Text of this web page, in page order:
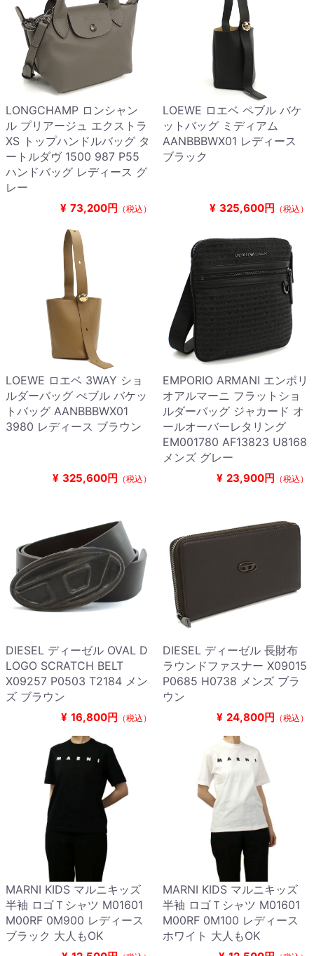
LONGCHAMP ロンシャン
ル プリアージュ エクストラ
XS トップハンドルバッグ タ
ートルダヴ 1500 987 P55
ハンドバッグ レディース グ
レー
¥ 73,200円 （税込）
LOEWE ロエベ ペブル バケ
ットバッグ ミディアム
AANBBBWX01 レディース
ブラック
¥ 325,600円 （税込）
LOEWE ロエベ 3WAY ショ
ルダーバッグ ぺブル バケッ
トバッグ AANBBBWX01
3980 レディース ブラウン
¥ 325,600円 （税込）
EMPORIO ARMANI エンポリ
オアルマーニ フラットショ
ルダーバッグ ジャカード オ
ールオーバーレタリング
EM001780 AF13823 U8168
メンズ グレー
¥ 23,900円 （税込）
DIESEL ディーゼル OVAL D
LOGO SCRATCH BELT
X09257 P0503 T2184 メン
ズ ブラウン
¥ 16,800円 （税込）
DIESEL ディーゼル 長財布
ラウンドファスナー X09015
P0685 H0738 メンズ ブラ
ウン
¥ 24,800円 （税込）
MARNI KIDS マルニキッズ
半袖 ロゴＴシャツ M01601
M00RF 0M900 レディース
ブラック 大人もOK
MARNI KIDS マルニキッズ
半袖 ロゴＴシャツ M01601
M00RF 0M100 レディース
ホワイト 大人もOK